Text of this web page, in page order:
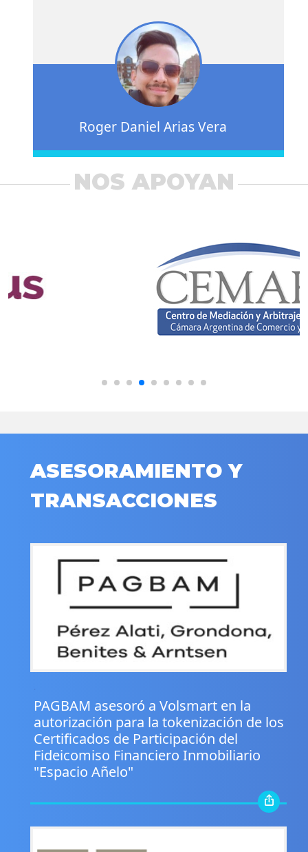
Roger Daniel Arias Vera
NOS APOYAN
ASESORAMIENTO Y
TRANSACCIONES
PAGBAM asesoró a Volsmart en la
autorización para la tokenización de los
Certificados de Participación del
Fideicomiso Financiero Inmobiliario
"Espacio Añelo"